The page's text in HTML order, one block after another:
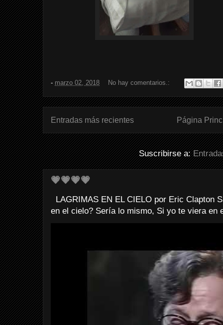
- marzo 02, 2018 No hay comentarios.:
Entradas más recientes Página
Suscribirse a:
💗💗💗💗
LAGRIMAS EN EL CIELO por Eric Clapton
en el cielo? Sería lo mismo, Si yo te viera en